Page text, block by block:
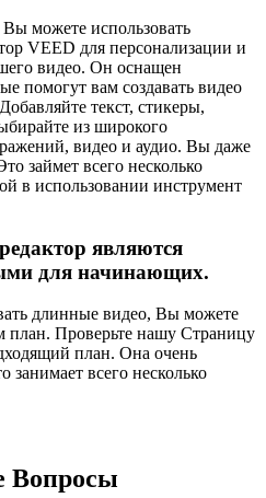
можете использовать
VEED для персонализации и
видео. Он оснащен
помогут вам создавать видео
текст, стикеры,
из широкого
видео и аудио. Вы даже
займет всего несколько
в использовании инструмент
являются
для начинающих.
длинные видео, Вы можете
план. Проверьте нашу Страницу
план. Она очень
занимает всего несколько
Вопросы